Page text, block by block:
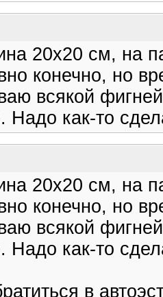
20х20 см, на
конечно, но
всякой
Надо как-то
20х20 см, на
конечно, но
всякой
Надо как-то
в